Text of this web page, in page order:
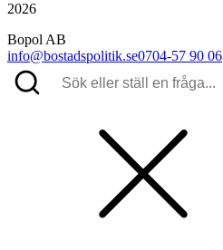
2026
Bopol AB
info@bostadspolitik.se0704-57 90 06